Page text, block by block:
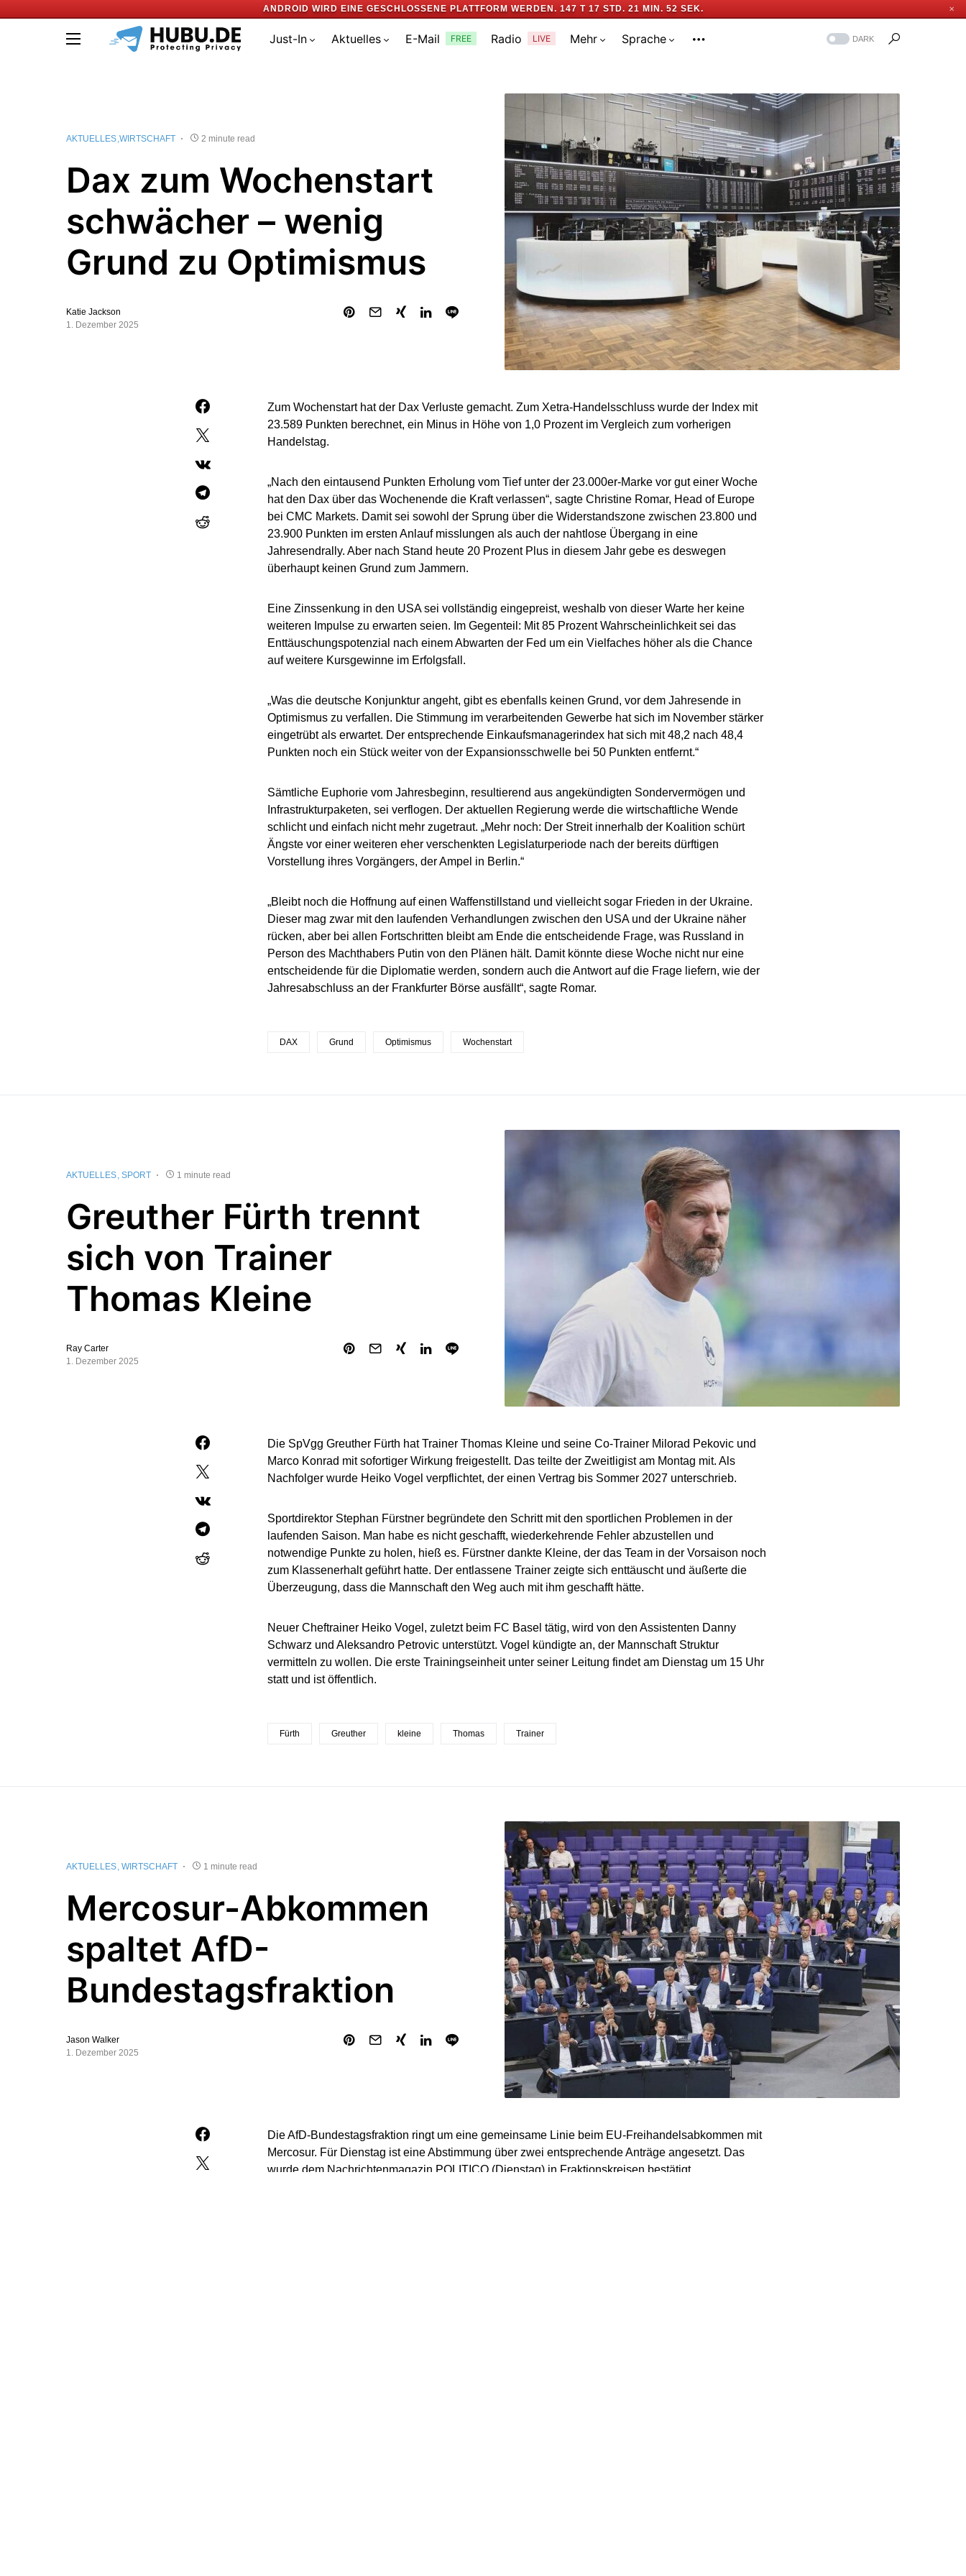
ANDROID WIRD EINE GESCHLOSSENE PLATTFORM WERDEN. 147 T 17 STD. 21 MIN. 51 SEK. ✕
Just-In Aktuelles E-Mail FREE Radio LIVE Mehr Sprache DARK
AKTUELLES WIRTSCHAFT 2 minute read
Dax zum Wochenstart
schwächer – wenig
Grund zu Optimismus
Katie Jackson
1. Dezember 2025
Zum Wochenstart hat der Dax Verluste gemacht. Zum Xetra-Handelsschluss wurde der Index mit
23.589 Punkten berechnet, ein Minus in Höhe von 1,0 Prozent im Vergleich zum vorherigen
Handelstag.
„Nach den eintausend Punkten Erholung vom Tief unter der 23.000er-Marke vor gut einer Woche
hat den Dax über das Wochenende die Kraft verlassen“, sagte Christine Romar, Head of Europe
bei CMC Markets. Damit sei sowohl der Sprung über die Widerstandszone zwischen 23.800 und
23.900 Punkten im ersten Anlauf misslungen als auch der nahtlose Übergang in eine
Jahresendrally. Aber nach Stand heute 20 Prozent Plus in diesem Jahr gebe es deswegen
überhaupt keinen Grund zum Jammern.
Eine Zinssenkung in den USA sei vollständig eingepreist, weshalb von dieser Warte her keine
weiteren Impulse zu erwarten seien. Im Gegenteil: Mit 85 Prozent Wahrscheinlichkeit sei das
Enttäuschungspotenzial nach einem Abwarten der Fed um ein Vielfaches höher als die Chance
auf weitere Kursgewinne im Erfolgsfall.
„Was die deutsche Konjunktur angeht, gibt es ebenfalls keinen Grund, vor dem Jahresende in
Optimismus zu verfallen. Die Stimmung im verarbeitenden Gewerbe hat sich im November stärker
eingetrübt als erwartet. Der entsprechende Einkaufsmanagerindex hat sich mit 48,2 nach 48,4
Punkten noch ein Stück weiter von der Expansionsschwelle bei 50 Punkten entfernt.“
Sämtliche Euphorie vom Jahresbeginn, resultierend aus angekündigten Sondervermögen und
Infrastrukturpaketen, sei verflogen. Der aktuellen Regierung werde die wirtschaftliche Wende
schlicht und einfach nicht mehr zugetraut. „Mehr noch: Der Streit innerhalb der Koalition schürt
Ängste vor einer weiteren eher verschenkten Legislaturperiode nach der bereits dürftigen
Vorstellung ihres Vorgängers, der Ampel in Berlin.“
„Bleibt noch die Hoffnung auf einen Waffenstillstand und vielleicht sogar Frieden in der Ukraine.
Dieser mag zwar mit den laufenden Verhandlungen zwischen den USA und der Ukraine näher
rücken, aber bei allen Fortschritten bleibt am Ende die entscheidende Frage, was Russland in
Person des Machthabers Putin von den Plänen hält. Damit könnte diese Woche nicht nur eine
entscheidende für die Diplomatie werden, sondern auch die Antwort auf die Frage liefern, wie der
Jahresabschluss an der Frankfurter Börse ausfällt“, sagte Romar.
DAX Grund Optimismus Wochenstart
AKTUELLES SPORT 1 minute read
Greuther Fürth trennt
sich von Trainer
Thomas Kleine
Ray Carter
1. Dezember 2025
Die SpVgg Greuther Fürth hat Trainer Thomas Kleine und seine Co-Trainer Milorad Pekovic und
Marco Konrad mit sofortiger Wirkung freigestellt. Das teilte der Zweitligist am Montag mit. Als
Nachfolger wurde Heiko Vogel verpflichtet, der einen Vertrag bis Sommer 2027 unterschrieb.
Sportdirektor Stephan Fürstner begründete den Schritt mit den sportlichen Problemen in der
laufenden Saison. Man habe es nicht geschafft, wiederkehrende Fehler abzustellen und
notwendige Punkte zu holen, hieß es. Fürstner dankte Kleine, der das Team in der Vorsaison noch
zum Klassenerhalt geführt hatte. Der entlassene Trainer zeigte sich enttäuscht und äußerte die
Überzeugung, dass die Mannschaft den Weg auch mit ihm geschafft hätte.
Neuer Cheftrainer Heiko Vogel, zuletzt beim FC Basel tätig, wird von den Assistenten Danny
Schwarz und Aleksandro Petrovic unterstützt. Vogel kündigte an, der Mannschaft Struktur
vermitteln zu wollen. Die erste Trainingseinheit unter seiner Leitung findet am Dienstag um 15 Uhr
statt und ist öffentlich.
Fürth Greuther kleine Thomas Trainer
AKTUELLES WIRTSCHAFT 1 minute read
Mercosur-Abkommen
spaltet AfD-
Bundestagsfraktion
Jason Walker
1. Dezember 2025
Die AfD-Bundestagsfraktion ringt um eine gemeinsame Linie beim EU-Freihandelsabkommen mit
Mercosur. Für Dienstag ist eine Abstimmung über zwei entsprechende Anträge angesetzt. Das
wurde dem Nachrichtenmagazin POLITICO (Dienstag) in Fraktionskreisen bestätigt.